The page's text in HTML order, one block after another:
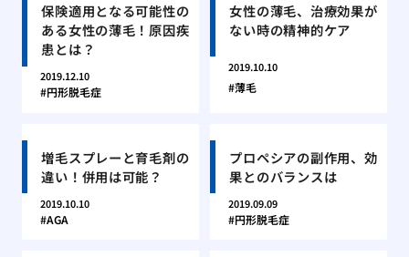
保険適用となる可能性の
ある女性の薄毛！原因疾
患とは？
2019.12.10
円形脱毛症
女性の薄毛、治療効果が
ない時の精神的ケア
2019.10.10
薄毛
増毛スプレーと育毛剤の
違い！併用は可能？
2019.10.10
AGA
プロペシアの副作用、効
果とのバランスは
2019.09.09
円形脱毛症